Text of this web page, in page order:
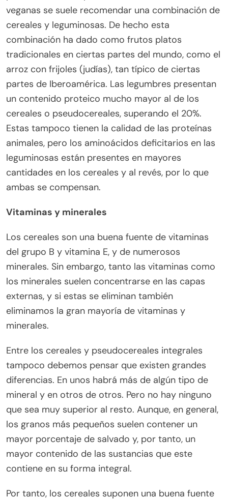
veganas se suele recomendar una combinación de
cereales y leguminosas. De hecho esta
combinación ha dado como frutos platos
tradicionales en ciertas partes del mundo, como el
arroz con frijoles (judías), tan típico de ciertas
partes de Iberoamérica. Las legumbres presentan
un contenido proteico mucho mayor al de los
cereales o pseudocereales, superando el 20%.
Estas tampoco tienen la calidad de las proteínas
animales, pero los aminoácidos deficitarios en las
leguminosas están presentes en mayores
cantidades en los cereales y al revés, por lo que
ambas se compensan.
Vitaminas y minerales
Los cereales son una buena fuente de vitaminas
del grupo B y vitamina E, y de numerosos
minerales. Sin embargo, tanto las vitaminas como
los minerales suelen concentrarse en las capas
externas, y si estas se eliminan también
eliminamos la gran mayoría de vitaminas y
minerales.
Entre los cereales y pseudocereales integrales
tampoco debemos pensar que existen grandes
diferencias. En unos habrá más de algún tipo de
mineral y en otros de otros. Pero no hay ninguno
que sea muy superior al resto. Aunque, en general,
los granos más pequeños suelen contener un
mayor porcentaje de salvado y, por tanto, un
mayor contenido de las sustancias que este
contiene en su forma integral.
Por tanto, los cereales suponen una buena fuente